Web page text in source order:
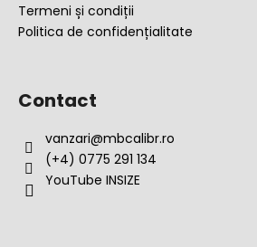
Termeni și condiții
Politica de confidențialitate
Contact
vanzari@mbcalibr.ro
(+4) 0775 291 134
YouTube INSIZE